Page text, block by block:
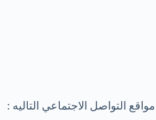
التواصل الاجتماعي التاليه :